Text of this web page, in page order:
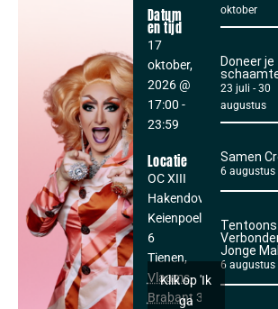
Datum
en tijd
17
oktober,
2026@
17:00 -
23:59
Locatie
OC XIII
Hakendover
Keienpoelweg
6
Tienen,
Vlaams-
Brabant 3300
Klik op 'Ik
ga
oktober
Doneer je
23 juli - 30
augustus
Samen
6 augustus
Jonge
6 augustus